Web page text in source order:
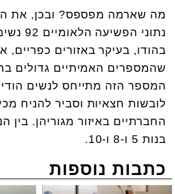
מה שארמה מפספס? ובכן, את
נתוני
בהודו, בעיקר באזורים כפריים,
שהמספרים האמיתיים גדולים
המספר הזה מתייחס לנשים
לובשות חצאיות וסביר להניח
החברתיים באיזור מגוריהן. בין
בנות 5 ו-8 ו-10.
כתבות נוספות